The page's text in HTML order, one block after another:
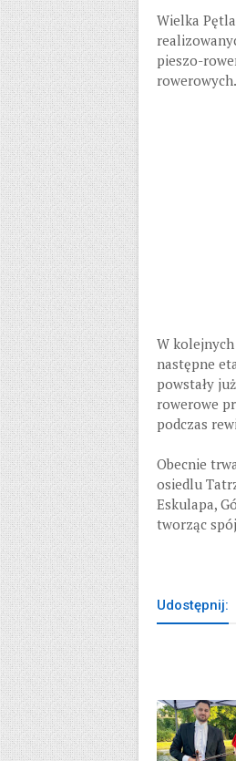
Wielka
pieszo-
rowerowych.
W
następne
powstały
rowerowe
podczas
Obecnie
osiedlu
Eskulapa,
tworząc
Udostępnij: